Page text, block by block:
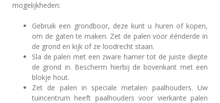
mogelijkheden:
Gebruik een grondboor, deze kunt u huren of kopen,
om de gaten te maken. Zet de palen voor éénderde in
de grond en kijk of ze loodrecht staan.
Sla de palen met een zware hamer tot de juiste diepte
de grond in. Bescherm hierbij de bovenkant met een
blokje hout.
Zet de palen in speciale metalen paalhouders. Uw
tuincentrum heeft paalhouders voor vierkante palen